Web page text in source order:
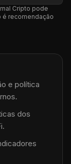
Cripto pode
é recomendação
e política
dos